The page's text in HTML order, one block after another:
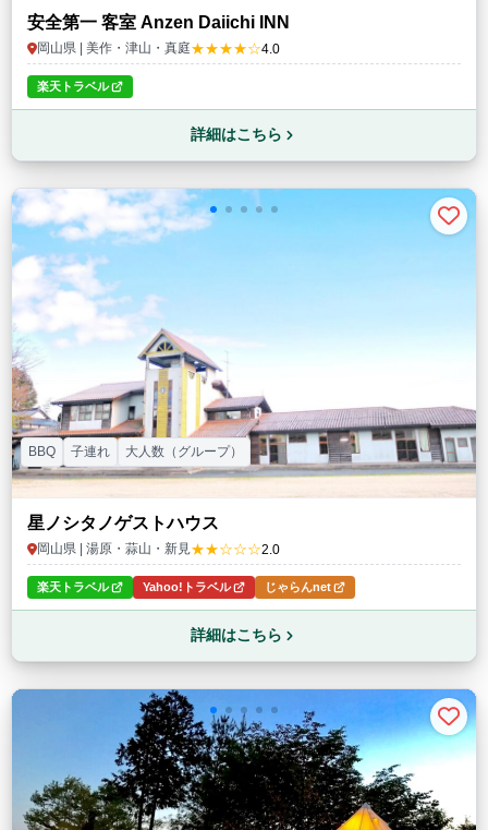
安全第一 客室 Anzen Daiichi INN
岡山県 | 美作・津山・真庭★★★★☆4.0
楽天トラベル
詳細はこちら
星ノシタノゲストハウス
岡山県 | 湯原・蒜山・新見★★☆☆☆2.0
BBQ 子連れ 大人数（グループ）
楽天トラベル Yahoo!トラベル じゃらんnet
詳細はこちら